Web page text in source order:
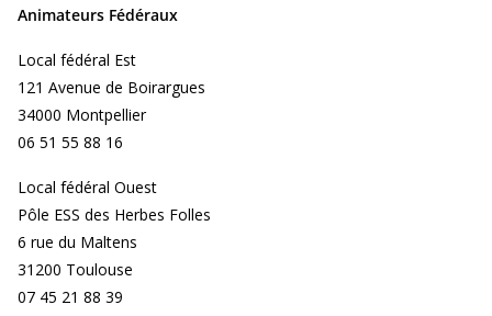
Animateurs Fédéraux
Local fédéral Est
121 Avenue de Boirargues
34000 Montpellier
06 51 55 88 16
Local fédéral Ouest
Pôle ESS des Herbes Folles
6 rue du Maltens
31200 Toulouse
07 45 21 88 39